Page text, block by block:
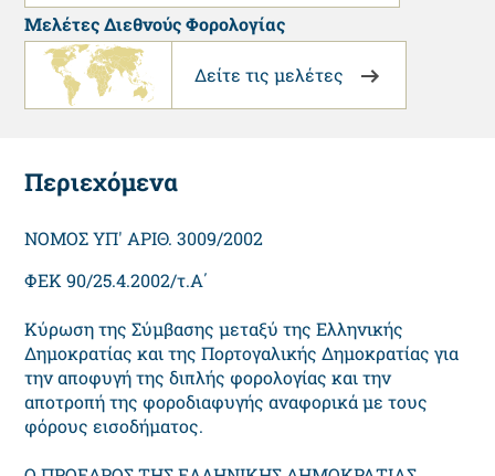
Μελέτες Διεθνούς Φορολογίας
Δείτε τις μελέτες
ΝΟΜΟΣ ΥΠ' ΑΡΙΘ. 3009/2002
ΦΕΚ 90/25.4.2002/τ.Α΄
Κύρωση της Σύμβασης μεταξύ της Ελληνικής
Δημοκρατίας και της Πορτογαλικής Δημοκρατίας για
την αποφυγή της διπλής φορολογίας και την
αποτροπή της φοροδιαφυγής αναφορικά με τους
φόρους εισοδήματος.
Περιεχόμενα